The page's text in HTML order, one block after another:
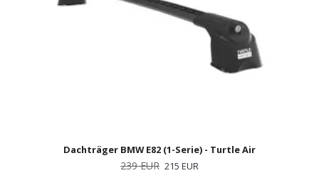
Dachträger BMW E82 (1-Serie) - Turtle Air
239 EUR 215 EUR